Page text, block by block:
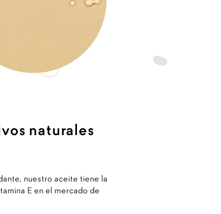
naturales
nuestro aceite tiene la
E en el mercado de